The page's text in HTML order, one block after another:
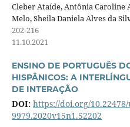
Cleber Ataíde, Antônia Caroline
Melo, Sheila Daniela Alves da
202-216
11.10.2021
ENSINO DE PORTUGUÊS
HISPÂNICOS: A
DE INTERAÇÃO
DOI: https://doi.org/
9979.2020v15n1.52202